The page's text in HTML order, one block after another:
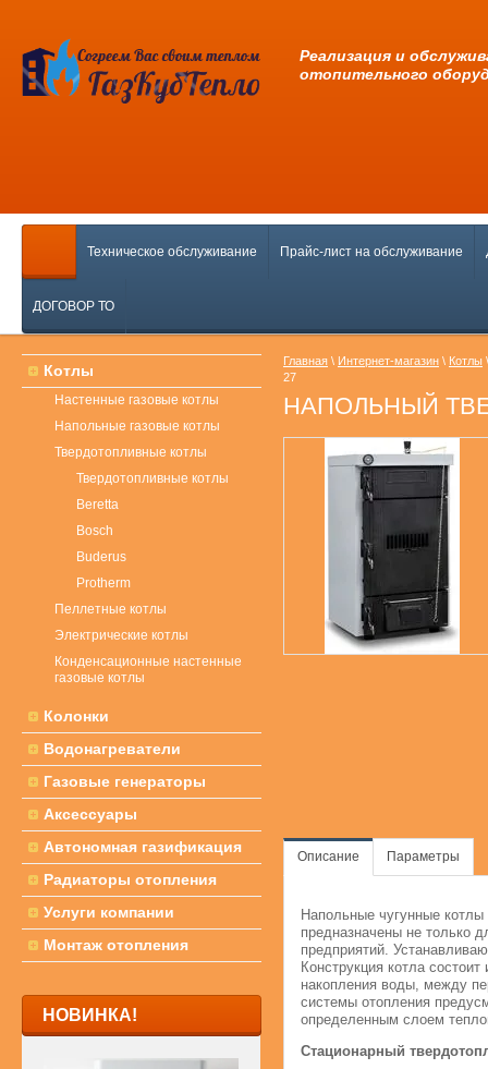
Pеализация и
отопительного
Техническое обслуживание Прайс-лист на обслуживание
ДОГОВОР ТО
Котлы
Настенные газовые котлы
Напольные газовые котлы
Твердотопливные котлы
Твердотопливные котлы
Beretta
Bosch
Buderus
Protherm
Пеллетные котлы
Электрические котлы
Конденсационные настенные
газовые котлы
Колонки
Водонагреватели
Газовые генераторы
Аксессуары
Автономная газификация
Радиаторы отопления
Услуги компании
Монтаж отопления
НОВИНКА!
Главная \ Интернет-магазин \ Котлы
27
НАПОЛЬНЫЙ
Описание Параметры
Напольные чугунные
предназначены не только
предприятий.
Конструкция котла
накопления воды, между
системы отопления
определенным слоем
Стационарный